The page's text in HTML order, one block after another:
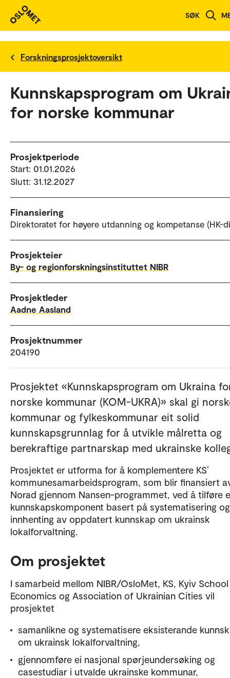
SØK
Forskningsprosjektoversikt
Kunnskapsprogram om
for norske kommunar
Prosjektperiode
Start: 01.01.2026
Slutt: 31.12.2027
Finansiering
Direktoratet for høyere utdanning og kompetanse (HK-
Prosjekteier
By- og regionforskningsinstituttet NIBR
Prosjektleder
Aadne Aasland
Prosjektnummer
204190
Prosjektet «Kunnskapsprogram om Ukraina
norske kommunar (KOM-UKRA)» skal gi
kommunar og fylkeskommunar eit solid
kunnskapsgrunnlag for å utvikle målretta og
berekraftige partnarskap med ukrainske
Prosjektet er utforma for å komplementere KS’
kommunesamarbeidsprogram, som blir finansiert
Norad gjennom Nansen-programmet, ved å tilføre
kunnskapskomponent basert på systematisering og
innhenting av oppdatert kunnskap om ukrainsk
lokalforvaltning.
Om prosjektet
I samarbeid mellom NIBR/OsloMet, KS, Kyiv
Economics og Association of Ukrainian Cities vil
prosjektet
samanlikne og systematisere eksisterande
om ukrainsk lokalforvaltning,
gjennomføre ei nasjonal spørjeundersøking og
casestudiar i utvalde ukrainske kommunar,